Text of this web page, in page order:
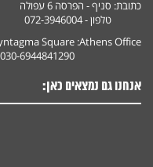
כתובת: סניף - הפרסה 6 עפולה
טלפון - 072-3946004
Athens Office:
Square
6944841290
אנחנו גם נמצאים כאן: